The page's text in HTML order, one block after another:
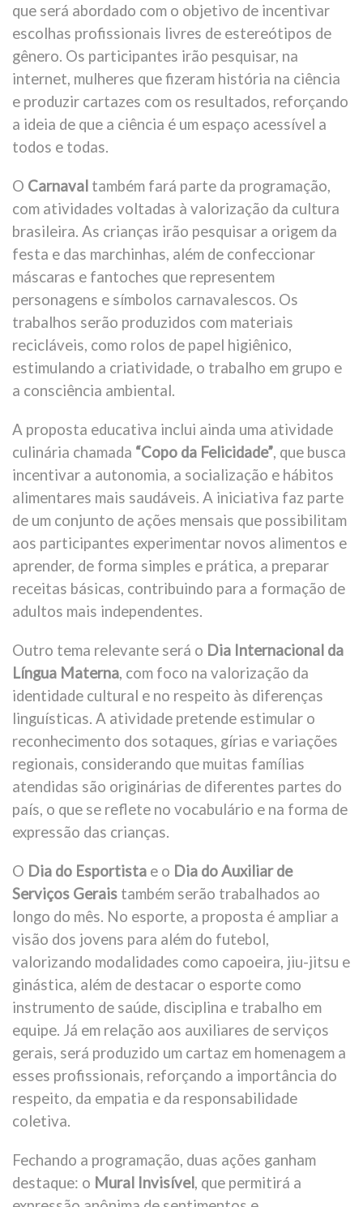
que será abordado com o objetivo de incentivar
escolhas profissionais livres de estereótipos de
gênero. Os participantes irão pesquisar, na
internet, mulheres que fizeram história na ciência
e produzir cartazes com os resultados, reforçando
a ideia de que a ciência é um espaço acessível a
todos e todas.
O Carnaval também fará parte da programação,
com atividades voltadas à valorização da cultura
brasileira. As crianças irão pesquisar a origem da
festa e das marchinhas, além de confeccionar
máscaras e fantoches que representem
personagens e símbolos carnavalescos. Os
trabalhos serão produzidos com materiais
recicláveis, como rolos de papel higiênico,
estimulando a criatividade, o trabalho em grupo e
a consciência ambiental.
A proposta educativa inclui ainda uma atividade
culinária chamada “Copo da Felicidade”, que busca
incentivar a autonomia, a socialização e hábitos
alimentares mais saudáveis. A iniciativa faz parte
de um conjunto de ações mensais que possibilitam
aos participantes experimentar novos alimentos e
aprender, de forma simples e prática, a preparar
receitas básicas, contribuindo para a formação de
adultos mais independentes.
Outro tema relevante será o Dia Internacional da
Língua Materna, com foco na valorização da
identidade cultural e no respeito às diferenças
linguísticas. A atividade pretende estimular o
reconhecimento dos sotaques, gírias e variações
regionais, considerando que muitas famílias
atendidas são originárias de diferentes partes do
país, o que se reflete no vocabulário e na forma de
expressão das crianças.
O Dia do Esportista e o Dia do Auxiliar de
Serviços Gerais também serão trabalhados ao
longo do mês. No esporte, a proposta é ampliar a
visão dos jovens para além do futebol,
valorizando modalidades como capoeira, jiu-jitsu e
ginástica, além de destacar o esporte como
instrumento de saúde, disciplina e trabalho em
equipe. Já em relação aos auxiliares de serviços
gerais, será produzido um cartaz em homenagem a
esses profissionais, reforçando a importância do
respeito, da empatia e da responsabilidade
coletiva.
Fechando a programação, duas ações ganham
destaque: o Mural Invisível, que permitirá a